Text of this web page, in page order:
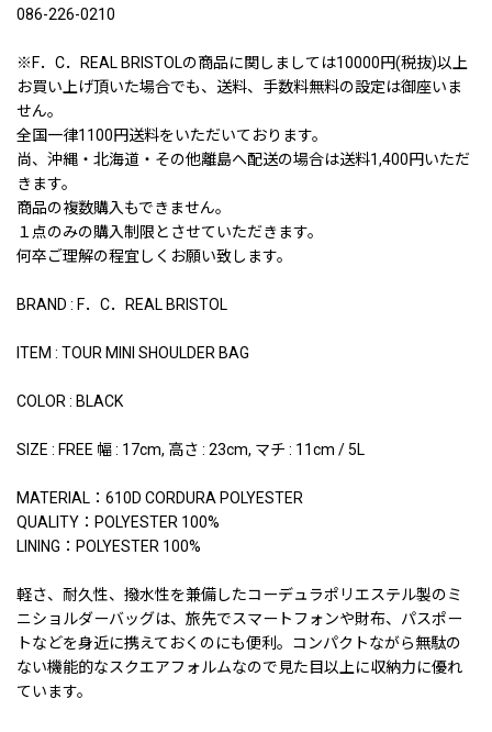
086-226-0210
※F．C．REAL BRISTOLの商品に関しましては10000円(税抜)以上
お買い上げ頂いた場合でも、送料、手数料無料の設定は御座いま
せん。
全国一律1100円送料をいただいております。
尚、沖縄・北海道・その他離島へ配送の場合は送料1,400円いただ
きます。
商品の複数購入もできません。
１点のみの購入制限とさせていただきます。
何卒ご理解の程宜しくお願い致します。
BRAND : F．C．REAL BRISTOL
ITEM : TOUR MINI SHOULDER BAG
COLOR : BLACK
SIZE : FREE 幅 : 17cm, 高さ : 23cm, マチ : 11cm / 5L
MATERIAL：610D CORDURA POLYESTER
QUALITY：POLYESTER 100%
LINING：POLYESTER 100%
軽さ、耐久性、撥水性を兼備したコーデュラポリエステル製のミ
ニショルダーバッグは、旅先でスマートフォンや財布、パスポー
トなどを身近に携えておくのにも便利。コンパクトながら無駄の
ない機能的なスクエアフォルムなので見た目以上に収納力に優れ
ています。